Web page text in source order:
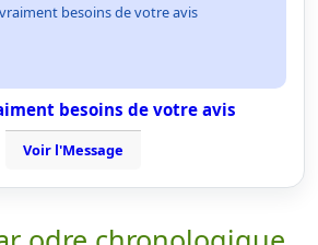
besoins de votre avis
besoins de votre avis
Voir l'Message